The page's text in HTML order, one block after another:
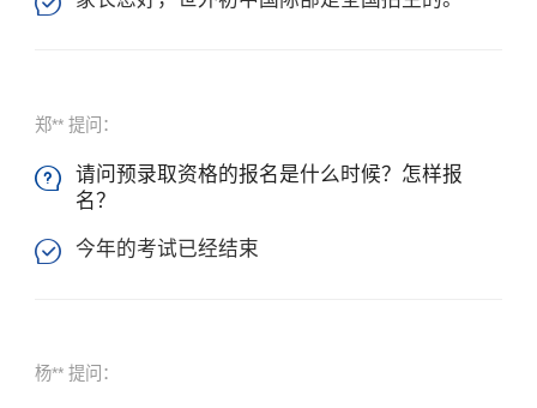
郑** 提问：

请问预录取资格的报名是什么时候？怎样报
名？
 今年的考试已经结束
杨** 提问：